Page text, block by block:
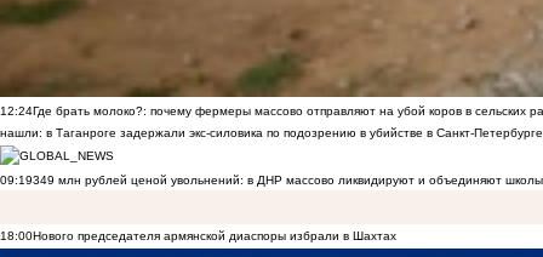
12:24Где брать молоко?: почему фермеры массово отправляют на убой коров в сельских
нашли: в Таганроге задержали экс-силовика по подозрению в убийстве в Санкт-Петербурге
09:19349 млн рублей ценой увольнений: в ДНР массово ликвидируют и объединяют
18:00Нового председателя армянской диаспоры избрали в Шахтах